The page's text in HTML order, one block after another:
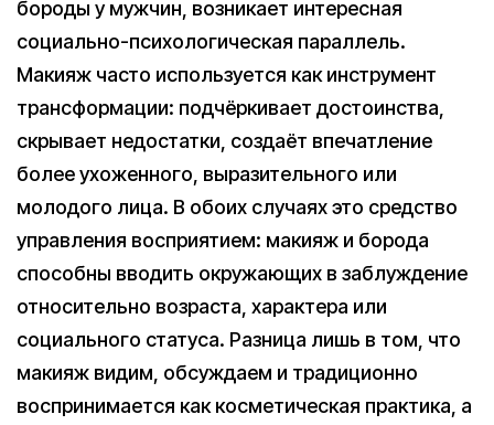
бороды у мужчин, возникает интересная
социально-психологическая параллель.
Макияж часто используется как инструмент
трансформации: подчёркивает достоинства,
скрывает недостатки, создаёт впечатление
более ухоженного, выразительного или
молодого лица. В обоих случаях это средство
управления восприятием: макияж и борода
способны вводить окружающих в заблуждение
относительно возраста, характера или
социального статуса. Разница лишь в том, что
макияж видим, обсуждаем и традиционно
воспринимается как косметическая практика, а